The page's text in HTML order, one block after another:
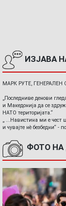
ИЗЈАВА
МАРК РУТЕ, ГЕНЕРАЛЕН
„Последниве денови
и Македонија да се
НАТО територијата.“
„ ...Навистина ми е чест
и чувајте нè безбедни“ -
ФОТО НА